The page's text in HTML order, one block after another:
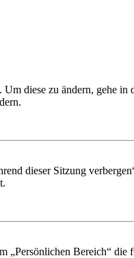
diese zu ändern, gehe
dieser Sitzung
Bereich“